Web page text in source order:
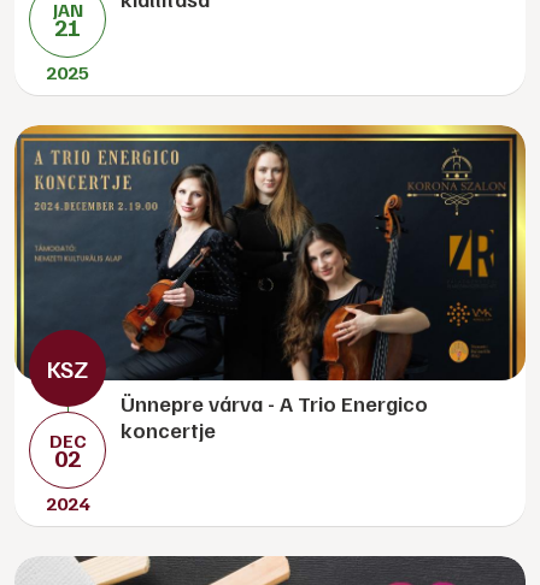
JAN
21
2025
DEC
02
2024
Ünnepre várva - A Trio Energico
koncertje